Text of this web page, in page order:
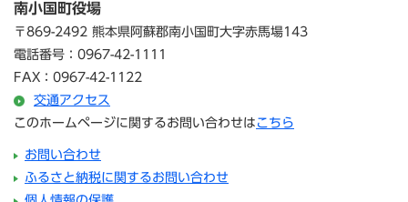
南小国町役場
〒869-2492 熊本県阿蘇郡南小国町大字赤馬場143
電話番号：0967-42-1111
FAX：0967-42-1122
交通アクセス
このホームページに関するお問い合わせは こちら
お問い合わせ
ふるさと納税に関するお問い合わせ